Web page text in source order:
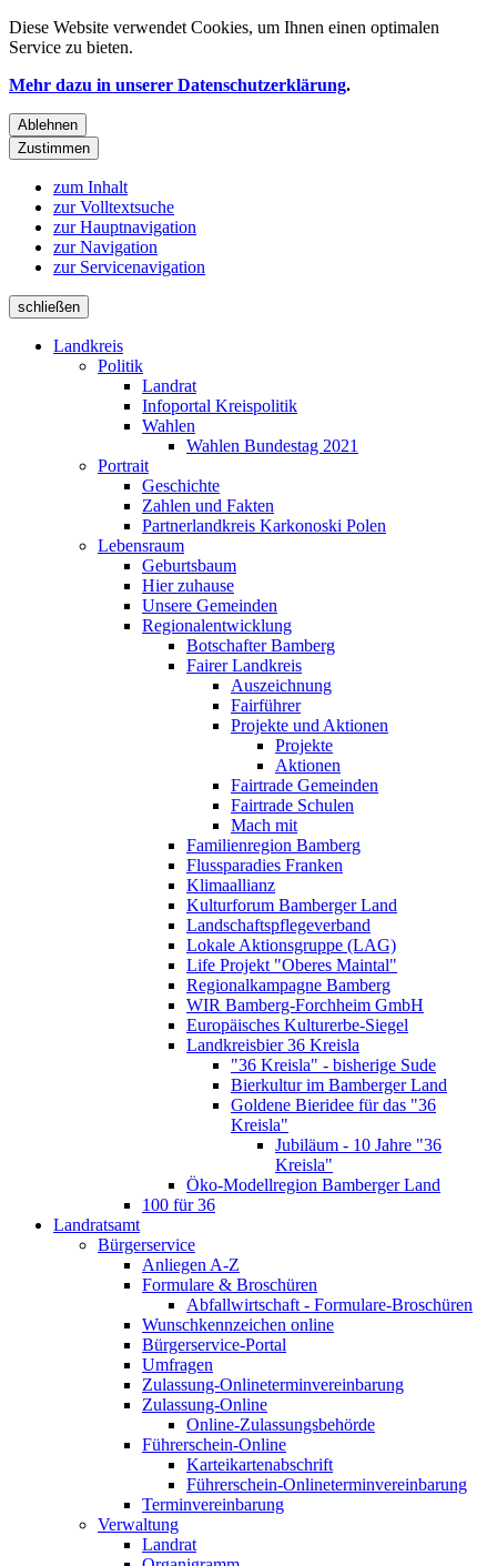
Diese Website verwendet Cookies, um Ihnen einen optimalen
Service zu bieten.
Mehr dazu in unserer Datenschutzerklärung.
Ablehnen
Zustimmen
zum Inhalt
zur Volltextsuche
zur Hauptnavigation
zur Navigation
zur Servicenavigation
schließen
Landkreis
Politik
Landrat
Infoportal Kreispolitik
Wahlen
Wahlen Bundestag 2021
Portrait
Geschichte
Zahlen und Fakten
Partnerlandkreis Karkonoski Polen
Lebensraum
Geburtsbaum
Hier zuhause
Unsere Gemeinden
Regionalentwicklung
Botschafter Bamberg
Fairer Landkreis
Auszeichnung
Fairführer
Projekte und Aktionen
Projekte
Aktionen
Fairtrade Gemeinden
Fairtrade Schulen
Mach mit
Familienregion Bamberg
Flussparadies Franken
Klimaallianz
Kulturforum Bamberger Land
Landschaftspflegeverband
Lokale Aktionsgruppe (LAG)
Life Projekt "Oberes Maintal"
Regionalkampagne Bamberg
WIR Bamberg-Forchheim GmbH
Europäisches Kulturerbe-Siegel
Landkreisbier 36 Kreisla
"36 Kreisla" - bisherige Sude
Bierkultur im Bamberger Land
Goldene Bieridee für das "36
Kreisla"
Jubiläum - 10 Jahre "36
Kreisla"
Öko-Modellregion Bamberger Land
100 für 36
Landratsamt
Bürgerservice
Anliegen A-Z
Formulare & Broschüren
Abfallwirtschaft - Formulare-Broschüren
Wunschkennzeichen online
Bürgerservice-Portal
Umfragen
Zulassung-Onlineterminvereinbarung
Zulassung-Online
Online-Zulassungsbehörde
Führerschein-Online
Karteikartenabschrift
Führerschein-Onlineterminvereinbarung
Terminvereinbarung
Verwaltung
Landrat